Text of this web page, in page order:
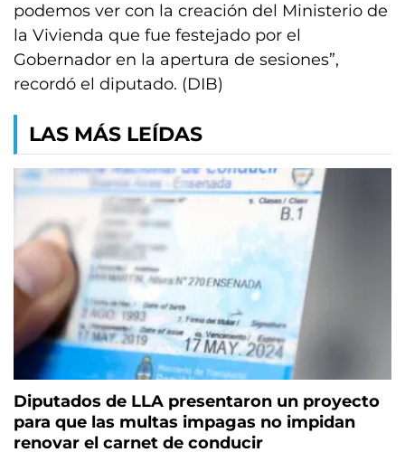
podemos ver con la creación del Ministerio de
la Vivienda que fue festejado por el
Gobernador en la apertura de sesiones”,
recordó el diputado. (DIB)
LAS MÁS LEÍDAS
Diputados de LLA presentaron un proyecto
para que las multas impagas no impidan
renovar el carnet de conducir